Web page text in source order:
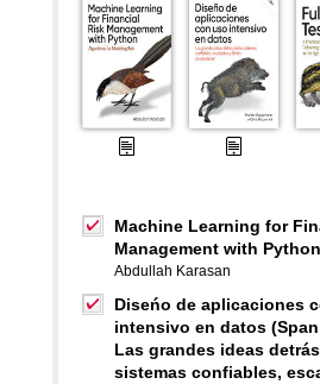
Machine Learning for
Management with Python
Abdullah Karasan
Diseńo de aplicaciones
intensivo en datos
Las grandes ideas
sistemas confiables,